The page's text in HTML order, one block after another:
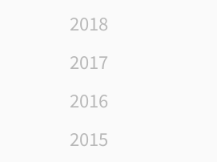
2018
2017
2016
2015